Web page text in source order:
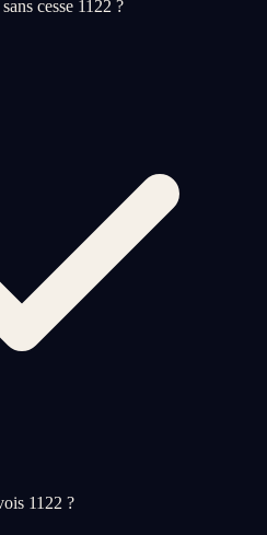
cesse 1122 ?
1122 ?